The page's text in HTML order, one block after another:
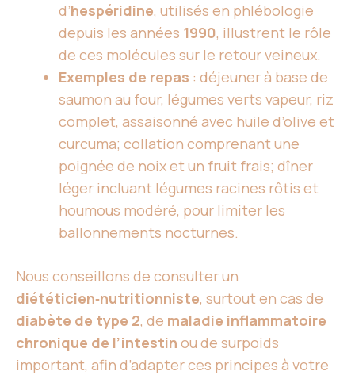
d’hespéridine, utilisés en phlébologie
depuis les années 1990, illustrent le rôle
de ces molécules sur le retour veineux.
Exemples de repas : déjeuner à base de
saumon au four, légumes verts vapeur, riz
complet, assaisonné avec huile d’olive et
curcuma; collation comprenant une
poignée de noix et un fruit frais; dîner
léger incluant légumes racines rôtis et
houmous modéré, pour limiter les
ballonnements nocturnes.
Nous conseillons de consulter un
diététicien‑nutritionniste, surtout en cas de
diabète de type 2, de maladie inflammatoire
chronique de l’intestin ou de surpoids
important, afin d’adapter ces principes à votre